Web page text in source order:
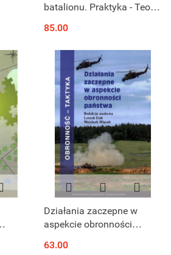
batalionu. Praktyka - Teoria
85.00
Działania zaczepne w
aspekcie obronności
63.00